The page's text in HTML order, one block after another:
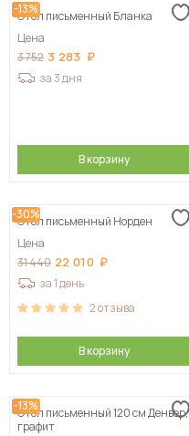
-13%
Стол письменный Бланка
Цена
3 752 3 283
за 3 дня
В корзину
-30%
Стол письменный Норден
Цена
31 440 22 010
за 1 день
2отзыва
В корзину
-13%
Стол письменный 120 см Денвер,
графит